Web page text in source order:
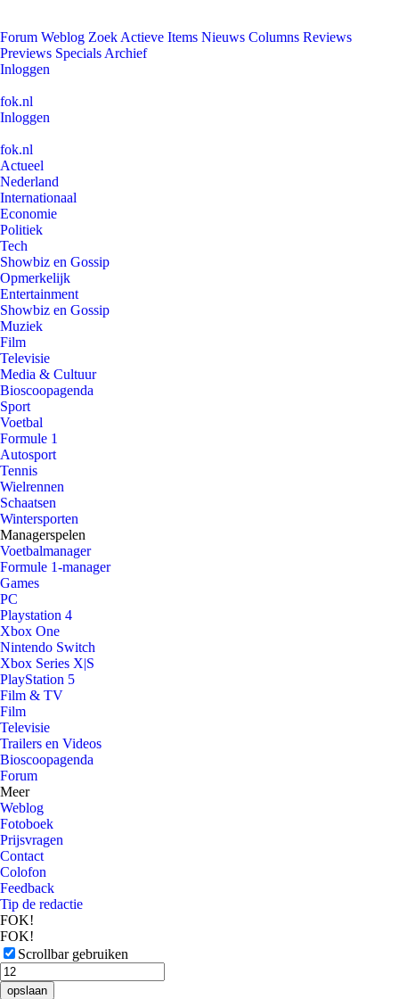
Forum Weblog Zoek Actieve Items Nieuws Columns Reviews
Previews Specials Archief
Inloggen
fok.nl
Inloggen
fok.nl
Actueel
Nederland
Internationaal
Economie
Politiek
Tech
Showbiz en Gossip
Opmerkelijk
Entertainment
Showbiz en Gossip
Muziek
Film
Televisie
Media & Cultuur
Bioscoopagenda
Sport
Voetbal
Formule 1
Autosport
Tennis
Wielrennen
Schaatsen
Wintersporten
Managerspelen
Voetbalmanager
Formule 1-manager
Games
PC
Playstation 4
Xbox One
Nintendo Switch
Xbox Series X|S
PlayStation 5
Film & TV
Film
Televisie
Trailers en Videos
Bioscoopagenda
Forum
Meer
Weblog
Fotoboek
Prijsvragen
Contact
Colofon
Feedback
Tip de redactie
FOK!
FOK!
Scrollbar gebruiken
opslaan